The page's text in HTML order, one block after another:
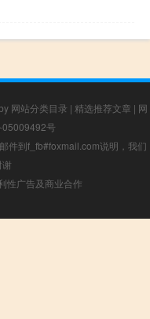
网站分类目录 | 精选推荐文章 | 网
05009492号
件到f_fb#foxmail.com说明，我们
性广告及商业合作